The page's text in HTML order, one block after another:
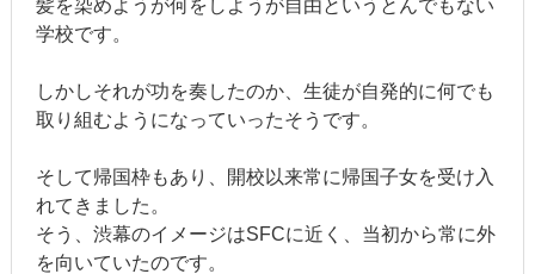
髪を染めようが何をしようが自由というとんでもない
学校です。
しかしそれが功を奏したのか、生徒が自発的に何でも
取り組むようになっていったそうです。
そして帰国枠もあり、開校以来常に帰国子女を受け入
れてきました。
そう、渋幕のイメージはSFCに近く、当初から常に外
を向いていたのです。